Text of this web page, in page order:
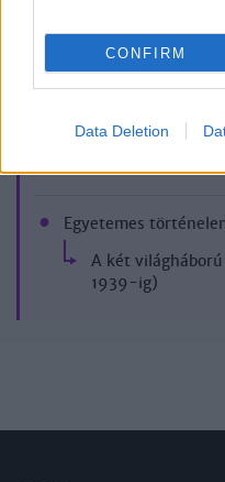
CONFIRM
Data Deletion
2010/
Egyetemes
A két
1939-ig)